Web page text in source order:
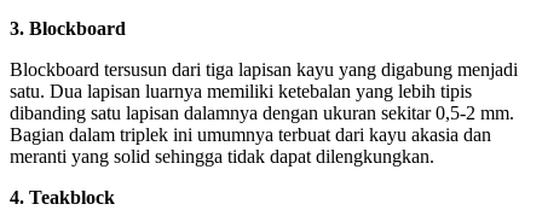
3. Blockboard
Blockboard tersusun dari tiga lapisan kayu yang digabung menjadi
satu. Dua lapisan luarnya memiliki ketebalan yang lebih tipis
dibanding satu lapisan dalamnya dengan ukuran sekitar 0,5-2 mm.
Bagian dalam triplek ini umumnya terbuat dari kayu akasia dan
meranti yang solid sehingga tidak dapat dilengkungkan.
4. Teakblock